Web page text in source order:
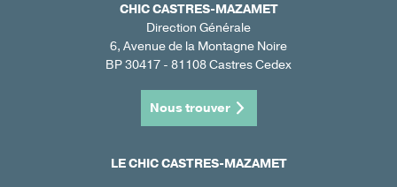
CHIC CASTRES-MAZAMET
Direction Générale
6, Avenue de la Montagne Noire
BP 30417 - 81108 Castres Cedex
Nous trouver
LE CHIC CASTRES-MAZAMET